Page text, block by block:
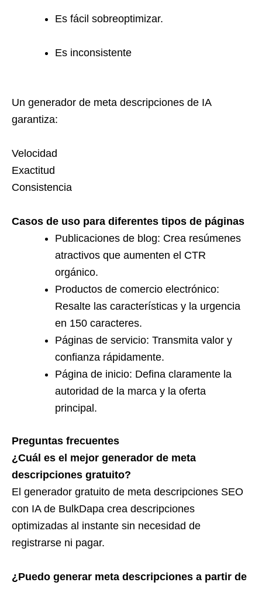
Es fácil sobreoptimizar.
Es inconsistente
Un generador de meta descripciones de IA
garantiza:
Velocidad
Exactitud
Consistencia
Casos de uso para diferentes tipos de páginas
Publicaciones de blog: Crea resúmenes
atractivos que aumenten el CTR
orgánico.
Productos de comercio electrónico:
Resalte las características y la urgencia
en 150 caracteres.
Páginas de servicio: Transmita valor y
confianza rápidamente.
Página de inicio: Defina claramente la
autoridad de la marca y la oferta
principal.
Preguntas frecuentes
¿Cuál es el mejor generador de meta
descripciones gratuito?
El generador gratuito de meta descripciones SEO
con IA de BulkDapa crea descripciones
optimizadas al instante sin necesidad de
registrarse ni pagar.
¿Puedo generar meta descripciones a partir de